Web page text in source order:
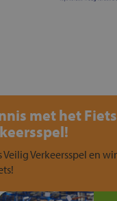
met het Fiets
Veilig Verkeersspel en